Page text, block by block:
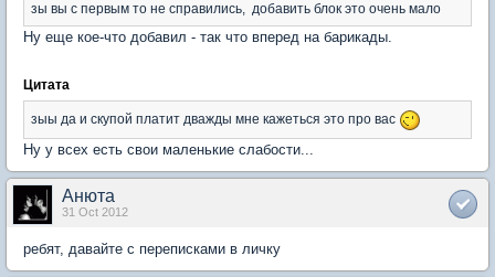
зы вы с первым то не справились, добавить блок это очень мало
Ну еще кое-что добавил - так что вперед на барикады.
Цитата
зыы да и скупой платит дважды мне кажеться это про вас
Ну у всех есть свои маленькие слабости...
Анюта
31 Oct 2012
ребят, давайте с переписками в личку